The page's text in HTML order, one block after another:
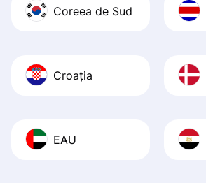
Coreea de Sud
Croația
EAU